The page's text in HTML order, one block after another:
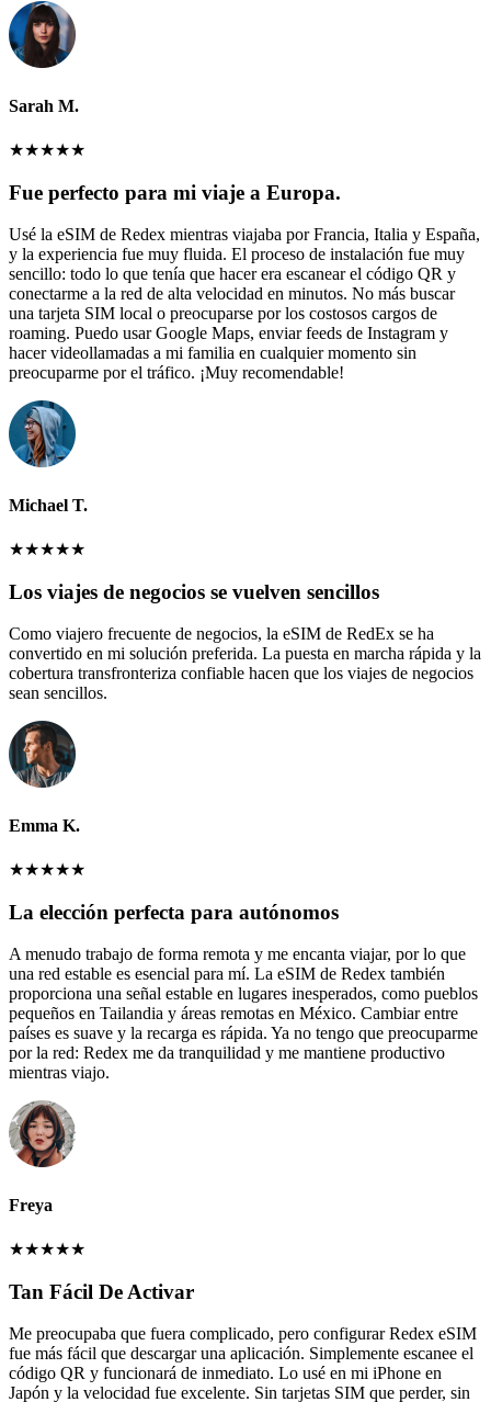
Sarah M.
★★★★★
Fue perfecto para mi viaje a Europa.
Usé la eSIM de Redex mientras viajaba por Francia, Italia y España,
y la experiencia fue muy fluida. El proceso de instalación fue muy
sencillo: todo lo que tenía que hacer era escanear el código QR y
conectarme a la red de alta velocidad en minutos. No más buscar
una tarjeta SIM local o preocuparse por los costosos cargos de
roaming. Puedo usar Google Maps, enviar feeds de Instagram y
hacer videollamadas a mi familia en cualquier momento sin
preocuparme por el tráfico. ¡Muy recomendable!
Michael T.
★★★★★
Los viajes de negocios se vuelven sencillos
Como viajero frecuente de negocios, la eSIM de RedEx se ha
convertido en mi solución preferida. La puesta en marcha rápida y la
cobertura transfronteriza confiable hacen que los viajes de negocios
sean sencillos.
Emma K.
★★★★★
La elección perfecta para autónomos
A menudo trabajo de forma remota y me encanta viajar, por lo que
una red estable es esencial para mí. La eSIM de Redex también
proporciona una señal estable en lugares inesperados, como pueblos
pequeños en Tailandia y áreas remotas en México. Cambiar entre
países es suave y la recarga es rápida. Ya no tengo que preocuparme
por la red: Redex me da tranquilidad y me mantiene productivo
mientras viajo.
Freya
★★★★★
Tan Fácil De Activar
Me preocupaba que fuera complicado, pero configurar Redex eSIM
fue más fácil que descargar una aplicación. Simplemente escanee el
código QR y funcionará de inmediato. Lo usé en mi iPhone en
Japón y la velocidad fue excelente. Sin tarjetas SIM que perder, sin